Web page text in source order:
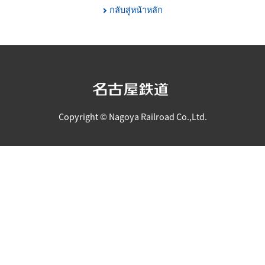
กลับสู่หน้าหลัก
Copyright © Nagoya Railroad Co.,Ltd.